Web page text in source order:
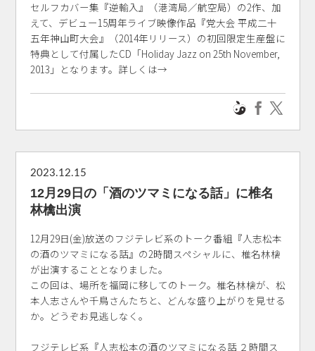
セルフカバー集『逆輸入』（港湾局／航空局）の2作、加
えて、デビュー15周年ライブ映像作品『党大会 平成二十
五年神山町大会』（2014年リリース）の初回限定生産盤に
特典として付属したCD「Holiday Jazz on 25th November,
2013」となります。詳しくは→
2023.12.15
12月29日の「酒のツマミになる話」に椎名
林檎出演
12月29日(金)放送のフジテレビ系のトーク番組『人志松本
の酒のツマミになる話』の2時間スペシャルに、椎名林檎
が出演することとなりました。
この回は、場所を福岡に移してのトーク。椎名林檎が、松
本人志さんや千鳥さんたちと、どんな盛り上がりを見せる
か。どうぞお見逃しなく。
フジテレビ系『人志松本の酒のツマミになる話 ２時間ス